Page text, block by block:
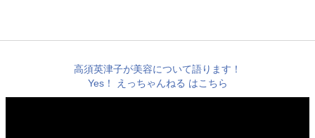
高須英津子が美容について語ります！
Yes！ えっちゃんねる はこちら